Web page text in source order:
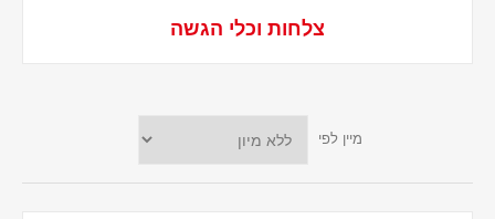
צלחות וכלי הגשה
מיין לפי